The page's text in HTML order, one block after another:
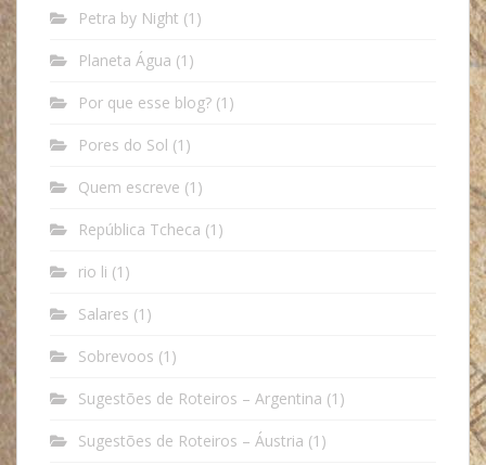
Petra by Night (1)
Planeta Água (1)
Por que esse blog? (1)
Pores do Sol (1)
Quem escreve (1)
República Tcheca (1)
rio li (1)
Salares (1)
Sobrevoos (1)
Sugestões de Roteiros – Argentina (1)
Sugestões de Roteiros – Áustria (1)